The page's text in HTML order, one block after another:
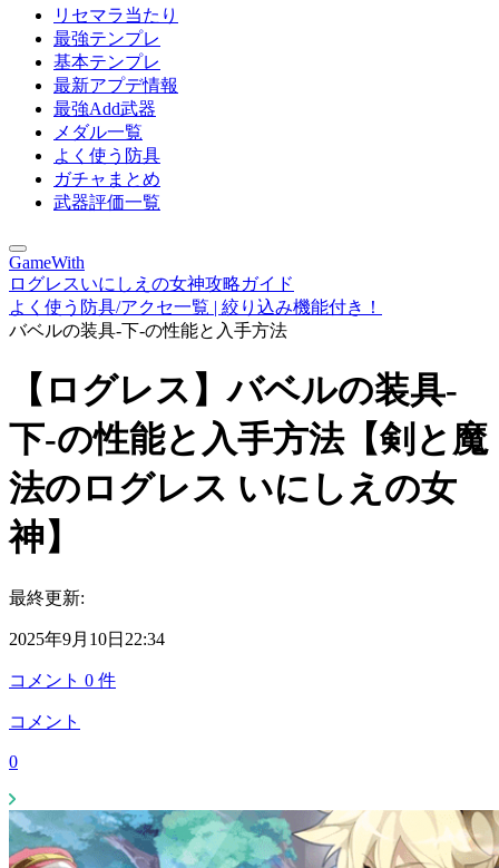
リセマラ当たり
最強テンプレ
基本テンプレ
最新アプデ情報
最強Add武器
メダル一覧
よく使う防具
ガチャまとめ
武器評価一覧
GameWith
ログレスいにしえの女神攻略ガイド
よく使う防具/アクセ一覧 | 絞り込み機能付き！
バベルの装具-下-の性能と入手方法
【ログレス】バベルの装具-
下-の性能と入手方法【剣と魔
法のログレス いにしえの女
神】
最終更新:
2025年9月10日22:34
コメント 0 件
コメント
0